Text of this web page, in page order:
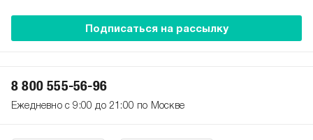
Подписаться на рассылку
8 800 555-56-96
Ежедневно с 9:00 до 21:00 по Москве